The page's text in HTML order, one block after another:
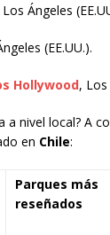
Los Ángeles
(EE.UU.).
Hollywood, Los
a nivel local? A
en Chile:
Parques más
reseñados